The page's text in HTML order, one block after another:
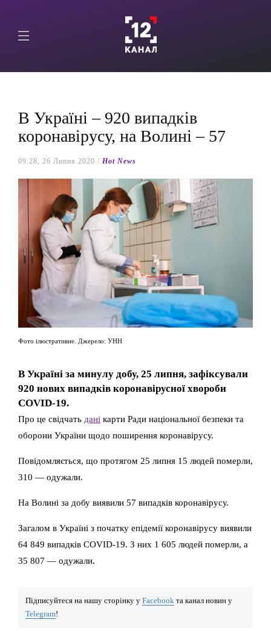
В Україні – 920 випадків
коронавірусу, на Волині – 57
09:28, 26 Липня 2020 / Hot News
Фото ілюстративне. Джерело: УНН
В Україні за минулу добу, 25 липня, зафіксували
920 нових випадків коронавірусної хвороби
COVID-19.
Про це свідчать дані карти Ради національної безпеки та
оборони України щодо поширення коронавірусу.
Повідомляється, що протягом 25 липня 15 людей померли,
310 — одужали.
На Волині за добу виявили 57 випадків коронавірусу.
Загалом в Україні з початку епідемії коронавірусу виявили
64 849 випадків COVID-19. З них 1 605 людей померли, а
35 807 — одужали.
Підписуйтеся на нашу сторінку у Facebook та канал новин у
Telegram!